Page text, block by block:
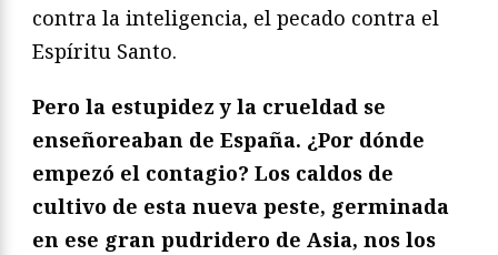
contra la inteligencia, el pecado contra el
Espíritu Santo.
Pero la estupidez y la crueldad se
enseñoreaban de España. ¿Por dónde
empezó el contagio? Los caldos de
cultivo de esta nueva peste, germinada
en ese gran pudridero de Asia, nos los